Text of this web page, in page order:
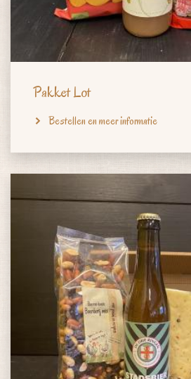
Pakket Lot
Bestellen en meer informatie